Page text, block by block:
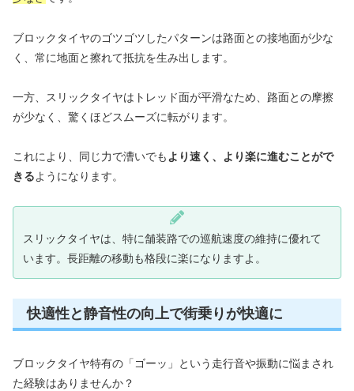
ブロックタイヤのゴツゴツしたパターンは路面との接地面が少な
く、常に地面と擦れて抵抗を生み出します。
一方、スリックタイヤはトレッド面が平滑なため、路面との摩擦
が少なく、驚くほどスムーズに転がります。
これにより、同じ力で漕いでも より速く、より楽に進むことがで
きるようになります。
スリックタイヤは、特に舗装路での巡航速度の維持に優れて
います。長距離の移動も格段に楽になりますよ。
快適性と静音性の向上で街乗りが快適に
ブロックタイヤ特有の「ゴーッ」という走行音や振動に悩まされ
た経験はありませんか？